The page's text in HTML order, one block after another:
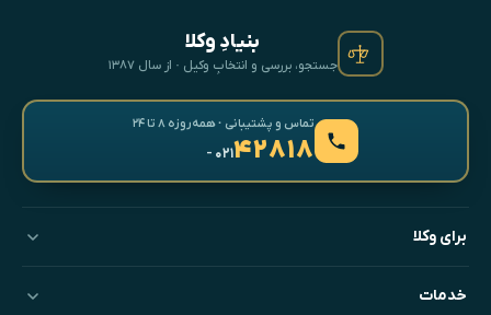
بنیادِ وکلا
جستجو، بررسی و انتخابِ وکیل · از سال ۱۳۸۷
تماس و پشتیبانی · همه‌روزه ۸ تا ۲۴
۴۲۸۱۸- ۰۲۱
برای وکلا
خدمات